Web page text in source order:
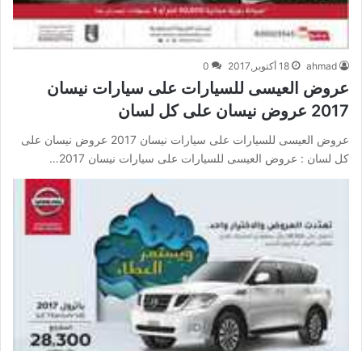
ahmad 18 أكتوبر,2017 0
عروض العيسى للسيارات على سيارات نيسان
2017 عروض نيسان على كل لسان
عروض العيسى للسيارات على سيارات نيسان 2017 عروض نيسان على
كل لسان : عروض العيسى للسيارات على سيارات نيسان 2017…